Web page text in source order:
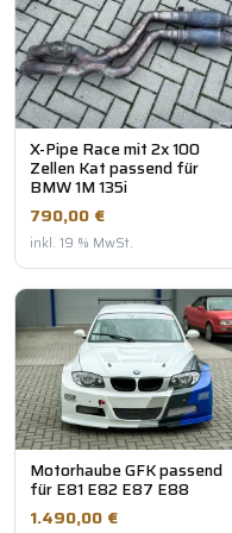
X-Pipe Race mit 2x 100
Zellen Kat passend für
BMW 1M 135i
790,00 €
inkl. 19 % MwSt.
Motorhaube GFK passend
für E81 E82 E87 E88
1.490,00 €